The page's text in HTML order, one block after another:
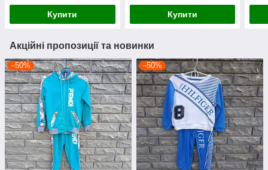
Купити Купити
Акційні пропозиції та новинки
–50% –50%